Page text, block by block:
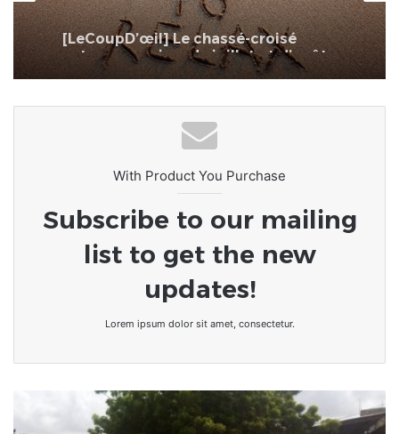
[LeCoupD’œil] Le chassé-croisé
entre vacanciers de juillet et d’août
a commencé.
With Product You Purchase
Subscribe to our mailing
list to get the new
updates!
Lorem ipsum dolor sit amet, consectetur.